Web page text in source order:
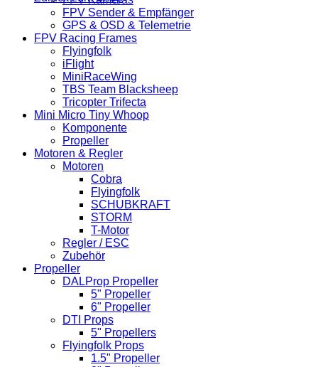
FPV Sender & Empfänger
GPS & OSD & Telemetrie
FPV Racing Frames
Flyingfolk
iFlight
MiniRaceWing
TBS Team Blacksheep
Tricopter Trifecta
Mini Micro Tiny Whoop
Komponente
Propeller
Motoren & Regler
Motoren
Cobra
Flyingfolk
SCHUBKRAFT
STORM
T-Motor
Regler / ESC
Zubehör
Propeller
DALProp Propeller
5" Propeller
6" Propeller
DTI Props
5" Propellers
Flyingfolk Props
1.5" Propeller